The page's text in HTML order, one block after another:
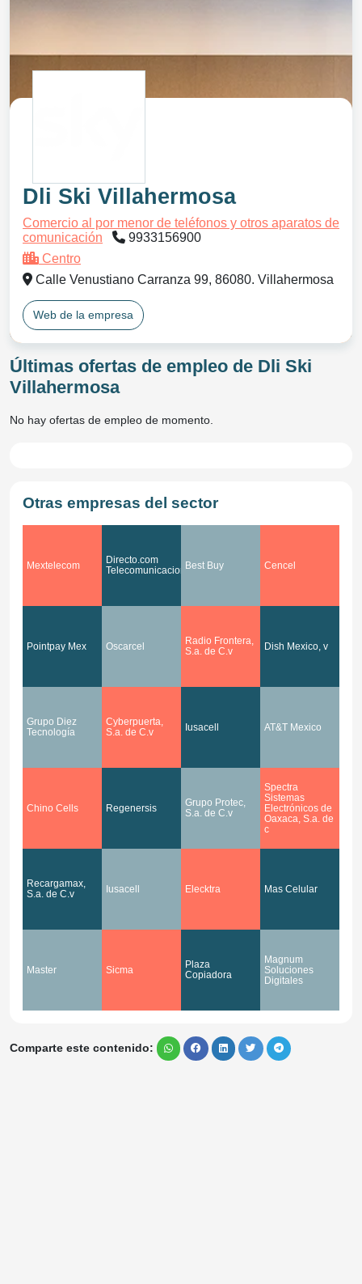
Dli Ski Villahermosa
Comercio al por menor de teléfonos y otros aparatos de
comunicación
9933156900
Centro
Calle Venustiano Carranza 99, 86080. Villahermosa
Web de la empresa
Últimas ofertas de empleo de Dli Ski
Villahermosa
No hay ofertas de empleo de momento.
Otras empresas del sector
Mextelecom
Directo.com
TelecomunicacionesBest Buy Cencel
Pointpay Mex Oscarcel
Radio Frontera,
S.a. de C.v
Dish Mexico, v
Grupo Diez
Tecnología
Cyberpuerta,
S.a. de C.v
Iusacell AT&T Mexico
Chino Cells Regenersis
Grupo Protec,
S.a. de C.v
Spectra
Sistemas
Electrónicos de
Oaxaca, S.a. de
c
Recargamax,
S.a. de C.v
Iusacell Elecktra Mas Celular
Master Sicma
Plaza
Copiadora
Magnum
Soluciones
Digitales
Comparte este contenido: